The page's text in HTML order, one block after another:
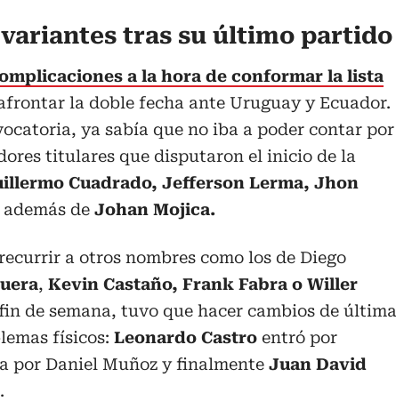
tras su último partido
a la hora de conformar la lista
la doble fecha ante Uruguay y Ecuador.
ya sabía que no iba a poder contar por
titulares que disputaron el inicio de la
Cuadrado, Jefferson Lerma, Jhon
además de Johan Mojica.
a otros nombres como los de Diego
, Kevin Castaño, Frank Fabra o Willer
de semana, tuvo que hacer cambios de última
físicos: Leonardo Castro entró por
por Daniel Muñoz y finalmente Juan David